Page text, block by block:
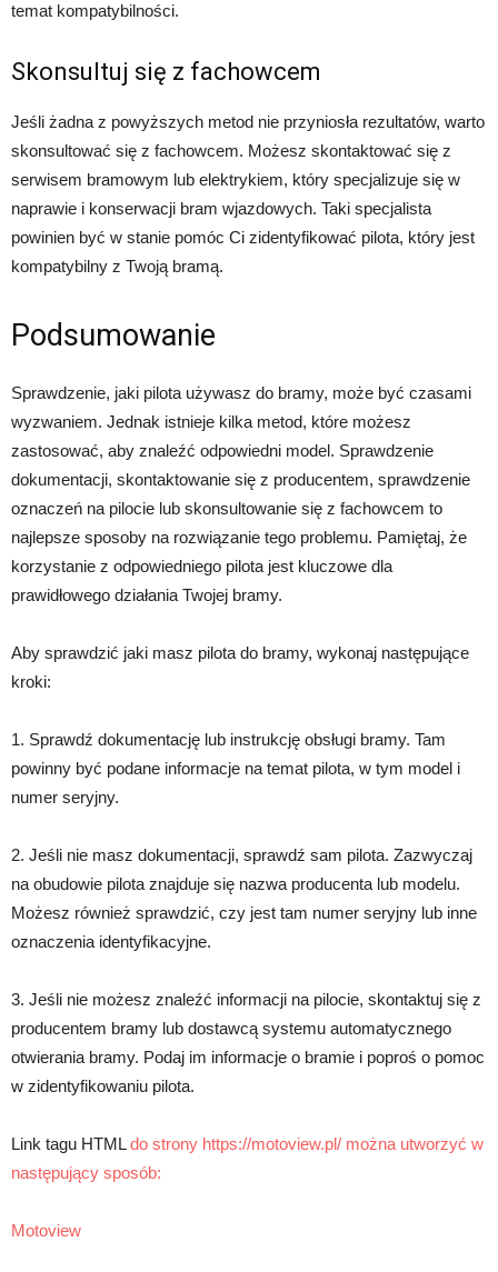
temat kompatybilności.
Skonsultuj się z fachowcem
Jeśli żadna z powyższych metod nie przyniosła rezultatów, warto
skonsultować się z fachowcem. Możesz skontaktować się z
serwisem bramowym lub elektrykiem, który specjalizuje się w
naprawie i konserwacji bram wjazdowych. Taki specjalista
powinien być w stanie pomóc Ci zidentyfikować pilota, który jest
kompatybilny z Twoją bramą.
Podsumowanie
Sprawdzenie, jaki pilota używasz do bramy, może być czasami
wyzwaniem. Jednak istnieje kilka metod, które możesz
zastosować, aby znaleźć odpowiedni model. Sprawdzenie
dokumentacji, skontaktowanie się z producentem, sprawdzenie
oznaczeń na pilocie lub skonsultowanie się z fachowcem to
najlepsze sposoby na rozwiązanie tego problemu. Pamiętaj, że
korzystanie z odpowiedniego pilota jest kluczowe dla
prawidłowego działania Twojej bramy.
Aby sprawdzić jaki masz pilota do bramy, wykonaj następujące
kroki:
1. Sprawdź dokumentację lub instrukcję obsługi bramy. Tam
powinny być podane informacje na temat pilota, w tym model i
numer seryjny.
2. Jeśli nie masz dokumentacji, sprawdź sam pilota. Zazwyczaj
na obudowie pilota znajduje się nazwa producenta lub modelu.
Możesz również sprawdzić, czy jest tam numer seryjny lub inne
oznaczenia identyfikacyjne.
3. Jeśli nie możesz znaleźć informacji na pilocie, skontaktuj się z
producentem bramy lub dostawcą systemu automatycznego
otwierania bramy. Podaj im informacje o bramie i poproś o pomoc
w zidentyfikowaniu pilota.
Link tagu HTMLdo strony https://motoview.pl/ można utworzyć w
następujący sposób:
Motoview